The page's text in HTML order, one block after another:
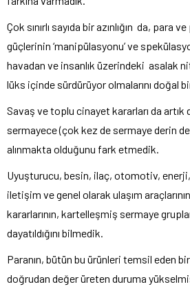
Çok sınırlı sayıda bir azınlığın da, para
güçlerinin ‘manipülasyonu’ ve
havadan ve insanlık üzerindeki asalak
lüks içinde sürdürüyor olmalarını doğal
Savaş ve toplu cinayet kararları da artık
sermayece (çok kez de sermaye derin
alınmakta olduğunu fark etmedik.
Uyuşturucu, besin, ilaç, otomotiv,
iletişim ve genel olarak ulaşım
kararlarının, kartelleşmiş sermaye
dayatıldığını bilmedik.
Paranın, bütün bu ürünleri temsil eden
doğrudan değer üreten duruma